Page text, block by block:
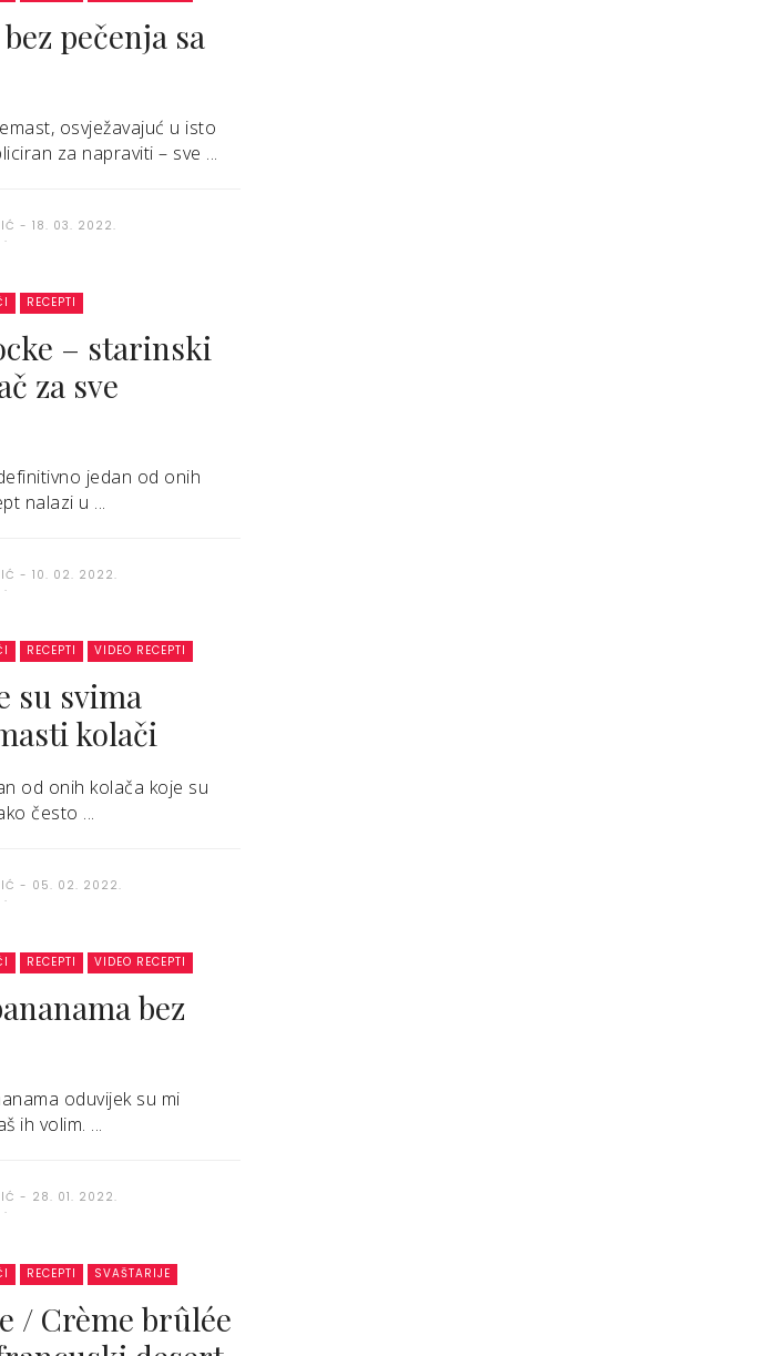
pečenja sa
osvježavajuć u isto
za napraviti – sve ...
18. 03. 2022.
RECEPTI
– starinski
za sve
jedan od onih
nalazi u ...
10. 02. 2022.
RECEPTI VIDEO RECEPTI
su svima
kolači
od onih kolača koje su
često ...
05. 02. 2022.
RECEPTI VIDEO RECEPTI
bez
oduvijek su mi
ih volim. ...
28. 01. 2022.
RECEPTI SVAŠTARIJE
/ Crème brûlée